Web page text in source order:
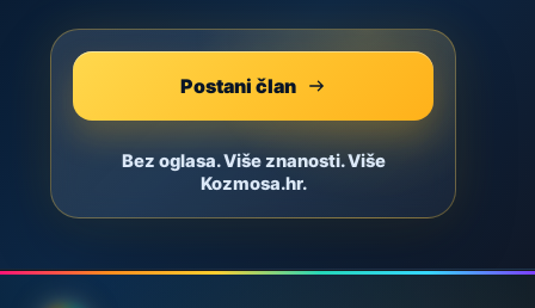
Postani član
Bez oglasa. Više znanosti. Više
Kozmosa.hr.